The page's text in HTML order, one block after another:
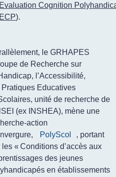
Evaluation Cognition
ECP).
le GRHAPES
de Recherche sur
l’Accessibilité,
Pratiques Educatives
unité de recherche de
(ex INSHEA), mène une
action
PolyScol
, portant
les « Conditions d’accès aux
des jeunes
en établissements